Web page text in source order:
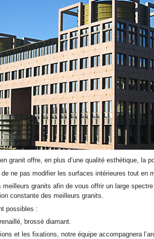
granit offre, en plus d’une qualité esthétique, la
ne pas modifier les surfaces intérieures tout en
meilleurs granits afin de vous offrir un large
constante des meilleurs granits.
possibles :
brossé diamant.
et les fixations, notre équipe accompagnera